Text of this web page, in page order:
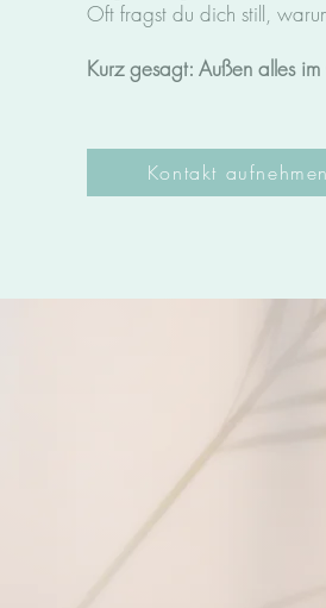
Kontakt aufnehmen
Oft fragst du dich still,
Kurz gesagt: Außen alles